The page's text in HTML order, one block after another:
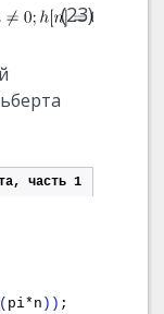
(23)
часть 1
( pi*n )) ;